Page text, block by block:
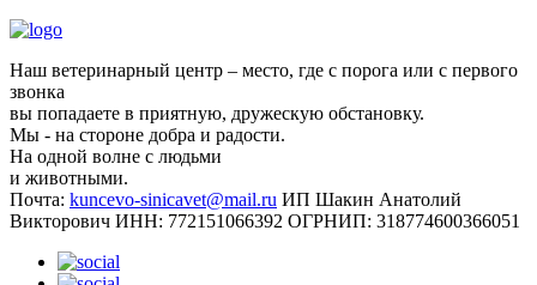
Наш ветеринарный центр – место, где с порога или с первого
звонка
вы попадаете в приятную, дружескую обстановку.
Мы - на стороне добра и радости.
На одной волне с людьми
и животными.
Почта: kuncevo-sinicavet@mail.ru ИП Шакин Анатолий
Викторович ИНН: 772151066392 ОГРНИП: 318774600366051